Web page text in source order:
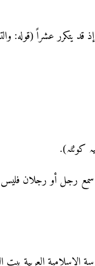
يتكرر عشراً (قوله:
سمع رجل أو رجلان
الإسلامية العربية بيت